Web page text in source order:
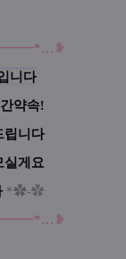
━━*… ❥
니다
약속!
립니다
실게요
*✿-✿
━━*… ❥